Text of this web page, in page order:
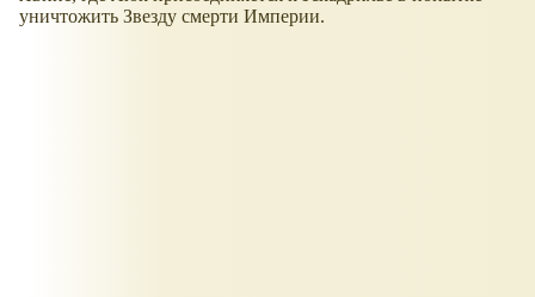
уничтожить Звезду смерти Империи.